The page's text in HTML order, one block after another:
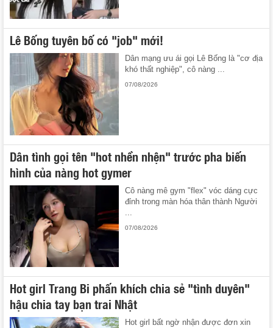
Lê Bống tuyên bố có "job" mới!
Dân mạng ưu ái gọi Lê Bống là "cơ địa
khó thất nghiệp", cô nàng ...
07/08/2026
Dân tình gọi tên "hot nhền nhện" trước pha biến
hình của nàng hot gymer
Cô nàng mê gym "flex" vóc dáng cực
đỉnh trong màn hóa thân thành Người
07/08/2026
Hot girl Trang Bi phấn khích chia sẻ "tình duyên"
hậu chia tay bạn trai Nhật
Hot girl bất ngờ nhận được đơn xin